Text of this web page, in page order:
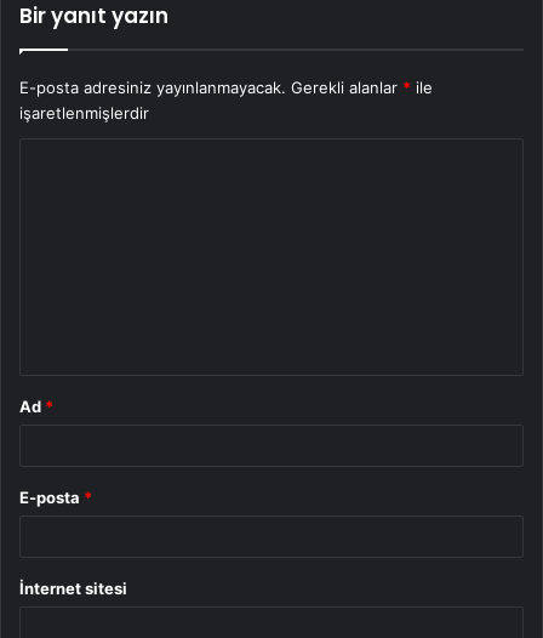
Bir yanıt yazın
E-posta adresiniz yayınlanmayacak. Gerekli alanlar * ile
işaretlenmişlerdir
Ad *
E-posta *
İnternet sitesi